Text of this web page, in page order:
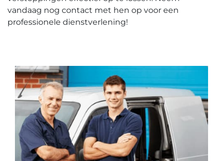
vandaag nog contact met hen op voor een
professionele dienstverlening!​